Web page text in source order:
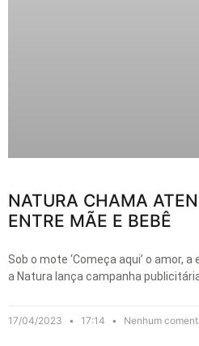
NATURA CHAMA
ENTRE MÃE E BEBÊ
Sob o mote ‘Começa aqui’ o amor,
a Natura lança campanha
17/04/2023 17:14 Nenhum